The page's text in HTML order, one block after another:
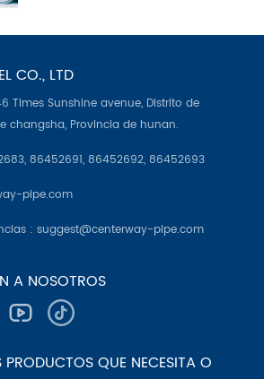
CO., LTD
Times Sunshine avenue, Distrito de
changsha, Provincia de hunan.
86452691, 86452692, 86452693
pipe.com
:suggest@centerway-pipe.com
A NOSOTROS
QUE NECESITA O